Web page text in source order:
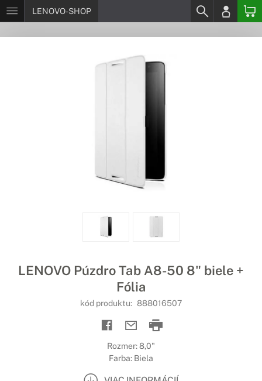
LENOVO-SHOP
LENOVO Púzdro Tab A8-50 8" biele +
Fólia
kód produktu: 888016507
Rozmer: 8,0"
Farba: Biela